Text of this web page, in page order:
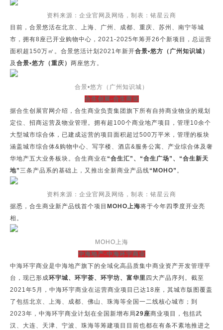
资料来源：企业官网及网络，制表：铱星云商
目前，合景悠活在北京、上海、广州、成都、重庆、苏州、南宁等城
市，拥有8座已开业购物中心，2021-2025年筹开26个新项目，总运营
面积超150万㎡。合景悠活计划2021年新开合景•悠方（广州知识城）
及 合景•悠方（重庆） 两座悠方。
合景•悠方（广州知识城）
合生创展-合生商业
据合生创展官网介绍，合生商业负责集团旗下所有自持商业物业的规划
定位、招商运营及物业管理。拥有超100个商业地产项目，管理10余个
大型城市综合体，已建成运营的项目面积超过500万平米，管理的板块
涵盖城市综合体&购物中心、写字楼、酒店&服务公寓、产业综合体及奢
华地产五大业务板块。合生商业在“合生汇”、“合生广场”、“合生新天
地”三条产品系的基础上，又推出全新商业产品线“MOHO” 。
资料来源：企业官网及网络，制表：铱星云商
据悉，合生商业新产品线首个项目 MOHO上海将于今年四季度开业亮
相。
MOHO上海
中海地产-中海环宇商业
中海环宇商业是中海地产旗下的全域化高品质集中商业资产开发管理平
台，现已形成环宇城、环宇荟、环宇坊、富华里 四大产品序列。截至
2021年5月，中海环宇商业在运营商业项目已达18座，其城市版图覆盖
了包括北京、上海、成都、佛山、珠海等全国一二线核心城市；到
2023年，中海环宇商业计划在全国新增布局29座商业项目，包括武
汉、大连、天津、宁波、珠海等筹建项目目前也都在有条不紊地推进之